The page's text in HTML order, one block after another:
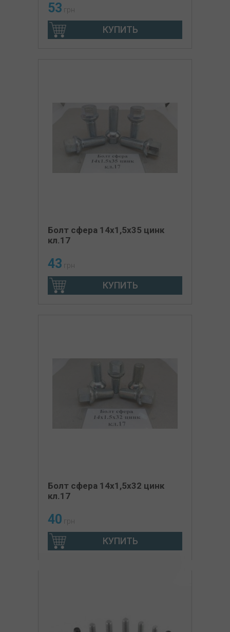
53 грн
КУПИТЬ
Болт сфера 14х1,5х35 цинк
кл.17
43 грн
КУПИТЬ
Болт сфера 14х1,5х32 цинк
кл.17
40 грн
КУПИТЬ